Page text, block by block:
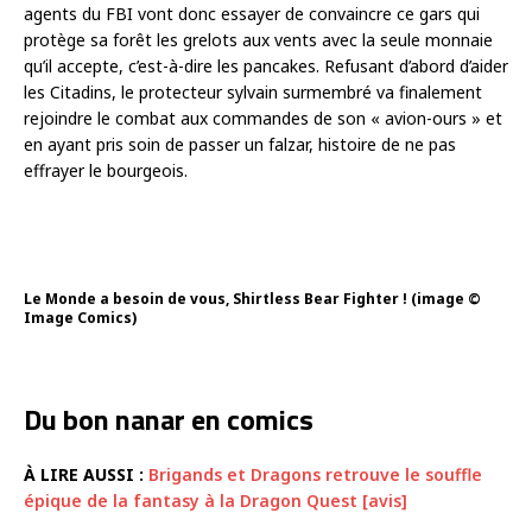
agents du FBI vont donc essayer de convaincre ce gars qui
protège sa forêt les grelots aux vents avec la seule monnaie
qu’il accepte, c’est-à-dire les pancakes. Refusant d’abord d’aider
les Citadins, le protecteur sylvain surmembré va finalement
rejoindre le combat aux commandes de son « avion-ours » et
en ayant pris soin de passer un falzar, histoire de ne pas
effrayer le bourgeois.
Le Monde a besoin de vous, Shirtless Bear Fighter ! (image ©
Image Comics)
Du bon nanar en comics
À LIRE AUSSI : Brigands et Dragons retrouve le souffle
épique de la fantasy à la Dragon Quest [avis]